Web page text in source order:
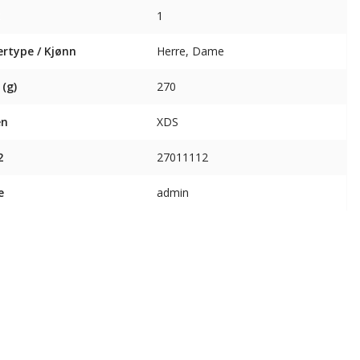
1
/ Kjønn Herre, Dame
270
XDS
27011112
admin